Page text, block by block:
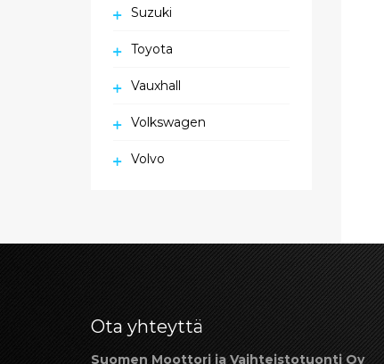
Suzuki
Toyota
Vauxhall
Volkswagen
Volvo
Ota yhteyttä
Suomen Moottori ja Vaihteistotuonti Oy